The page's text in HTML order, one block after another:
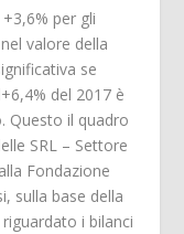
per gli
valore della
se
del 2017 è
Questo il quadro
SRL – Settore
Fondazione
sulla base della
i bilanci